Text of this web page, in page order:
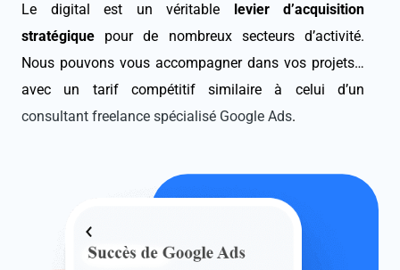
Le digital est un véritable levier d’acquisition
stratégique pour de nombreux secteurs d’activité.
Nous pouvons vous accompagner dans vos projets…
avec un tarif compétitif similaire à celui d’un
consultant freelance spécialisé Google Ads.